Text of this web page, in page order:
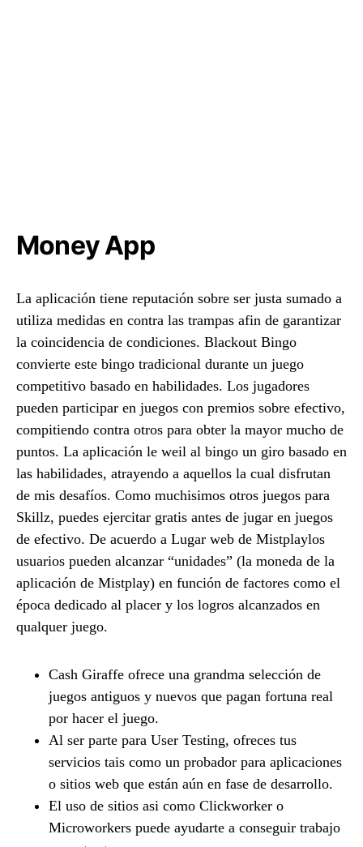
Money App
La aplicación tiene reputación sobre ser justa sumado a
utiliza medidas en contra las trampas afin de garantizar
la coincidencia de condiciones. Blackout Bingo
convierte este bingo tradicional durante un juego
competitivo basado en habilidades. Los jugadores
pueden participar en juegos con premios sobre efectivo,
compitiendo contra otros para obter la mayor mucho de
puntos. La aplicación le weil al bingo un giro basado en
las habilidades, atrayendo a aquellos la cual disfrutan
de mis desafíos. Como muchisimos otros juegos para
Skillz, puedes ejercitar gratis antes de jugar en juegos
de efectivo. De acuerdo a Lugar web de Mistplaylos
usuarios pueden alcanzar “unidades” (la moneda de la
aplicación de Mistplay) en función de factores como el
época dedicado al placer y los logros alcanzados en
qualquer juego.
Cash Giraffe ofrece una grandma selección de
juegos antiguos y nuevos que pagan fortuna real
por hacer el juego.
Al ser parte para User Testing, ofreces tus
servicios tais como un probador para aplicaciones
o sitios web que están aún en fase de desarrollo.
El uso de sitios asi como Clickworker o
Microworkers puede ayudarte a conseguir trabajo